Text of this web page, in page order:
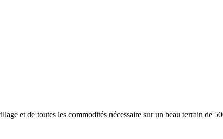
et de toutes les commodités nécessaire sur un beau terrain de